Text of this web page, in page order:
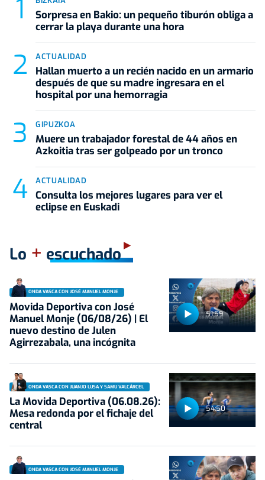
Sorpresa en Bakio: un pequeño tiburón obliga a
cerrar la playa durante una hora
ACTUALIDAD
Hallan muerto a un recién nacido en un armario
después de que su madre ingresara en el
hospital por una hemorragia
GIPUZKOA
Muere un trabajador forestal de 44 años en
Azkoitia tras ser golpeado por un tronco
ACTUALIDAD
Consulta los mejores lugares para ver el
eclipse en Euskadi
Lo + escuchado
51:59
ONDA VASCA CON JOSÉ MANUEL MONJE
Movida Deportiva con José
Manuel Monje (06/08/26) | El
nuevo destino de Julen
Agirrezabala, una incógnita
54:50
ONDA VASCA CON JUANJO LUSA Y SAMU VALCÁRCEL
La Movida Deportiva (06.08.26):
Mesa redonda por el fichaje del
central
ONDA VASCA CON JOSÉ MANUEL MONJE